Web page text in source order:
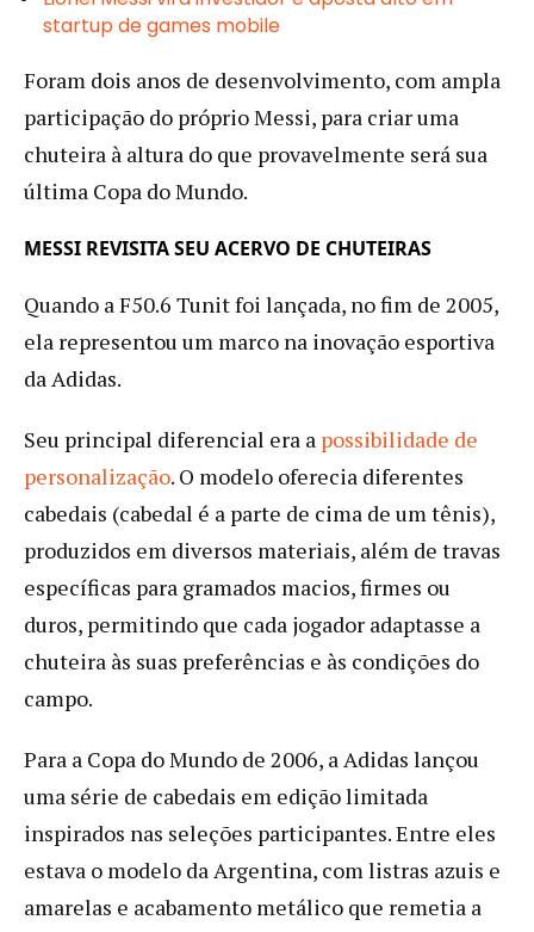
startup de games mobile
Foram dois anos de desenvolvimento, com ampla
participação do próprio Messi, para criar uma
chuteira à altura do que provavelmente será sua
última Copa do Mundo.
MESSI REVISITA SEU ACERVO DE CHUTEIRAS
Quando a F50.6 Tunit foi lançada, no fim de 2005,
ela representou um marco na inovação esportiva
da Adidas.
Seu principal diferencial era a possibilidade de
personalização. O modelo oferecia diferentes
cabedais (cabedal é a parte de cima de um tênis),
produzidos em diversos materiais, além de travas
específicas para gramados macios, firmes ou
duros, permitindo que cada jogador adaptasse a
chuteira às suas preferências e às condições do
campo.
Para a Copa do Mundo de 2006, a Adidas lançou
uma série de cabedais em edição limitada
inspirados nas seleções participantes. Entre eles
estava o modelo da Argentina, com listras azuis e
amarelas e acabamento metálico que remetia a